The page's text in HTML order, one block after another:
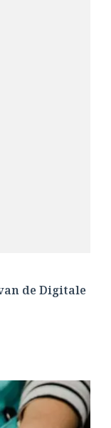
de Digitale